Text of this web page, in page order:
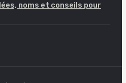
noms et conseils pour